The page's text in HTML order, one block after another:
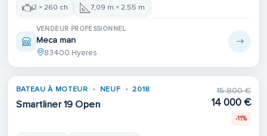
2 × 260 ch 7,09 m × 2,55 m
VENDEUR PROFESSIONNEL
Meca man
83400 Hyeres
BATEAU À MOTEUR NEUF 2018
Smartliner 19 Open
15 800 €
14 000 €
-11%